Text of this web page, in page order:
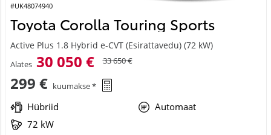
#UK48074940
Toyota Corolla Touring Sports
Active Plus 1.8 Hybrid e-CVT (Esirattavedu) (72 kW)
Alates 30 050 € 33 650 €
299 € kuumakse *
Hübriid
Automaat
72 kW